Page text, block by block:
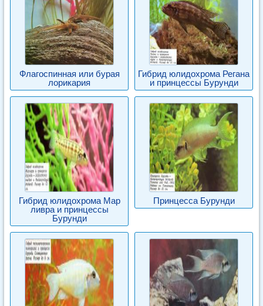
Флагоспинная или бурая
лорикария
Гибрид юлидохрома Регана
и принцессы Бурунди
Гибрид юлидохрома Мар
ливра и принцессы
Бурунди
Принцесса Бурунди